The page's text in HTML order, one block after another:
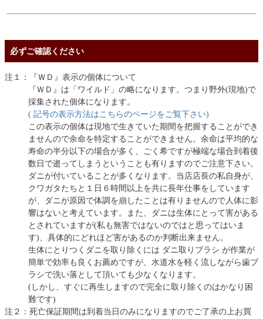
必ずご確認ください
注１：『ＷＤ』表示の個体について
『ＷＤ』は「ワイルド」の略になります。つまり野外(現地)で
採集された個体になります。
( 記号の表示方法はこちらのページをご覧下さい)
この表示の個体は現地で生きていた期間を把握することができ
ませんので余命を特定することができません。余命は平均的な
寿命の半分以下の場合が多く、ごく希ですが極端な場合到着後
数日で逝ってしまうということも有りますのでご注意下さい。
ダニが付いていることが多くなります。当店店長の私自身が、
クワガタたちと１日６時間以上を共に長年仕事をしています
が、ダニが原因で体調を崩したことは有りませんので人体に影
響はないと考えています。また、ダニは生体にとって害がある
とされていますが(私も無害ではないのではと思ってはいま
す)、具体的にどれほど害があるのか判断出来ません。
生体にとりつくダニを取り除くには ダニ取りブラシ が作業が
簡単で効率も良くお薦めですが、水道水を軽く流しながら歯ブ
ラシで洗い落として頂いても少なくなります。
(しかし、すぐに再生しますので完全に取り除くのはかなり困
難です)
注２：死亡保証期間は到着当日のみになりますのでご了承の上お買